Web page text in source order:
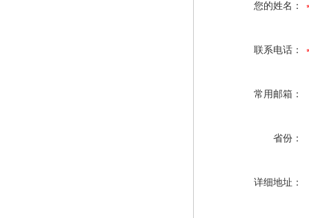
您的姓名：
联系电话：
常用邮箱：
省份：
详细地址：